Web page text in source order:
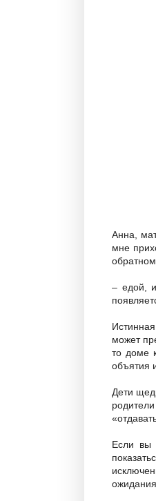
Анна,
мне
– едой,
может
то доме
объятия
Дети
Если вы